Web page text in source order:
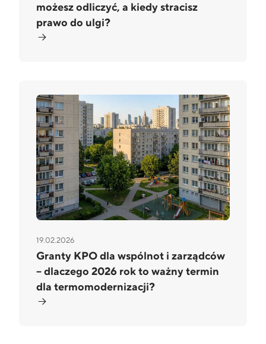
możesz odliczyć, a kiedy stracisz
prawo do ulgi?
19.02.2026
Granty KPO dla wspólnot i zarządców
– dlaczego 2026 rok to ważny termin
dla termomodernizacji?